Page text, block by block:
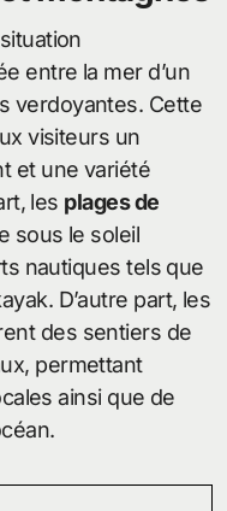
entre la mer d’un
verdoyantes. Cette
visiteurs un
et une variété
les plages de
sous le soleil
nautiques tels que
D’autre part, les
des sentiers de
permettant
ainsi que de